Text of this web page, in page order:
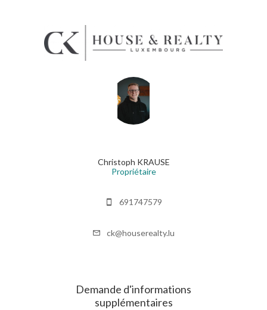
Christoph KRAUSE
Propriétaire
691747579
ck@houserealty.lu
Demande d'informations
supplémentaires